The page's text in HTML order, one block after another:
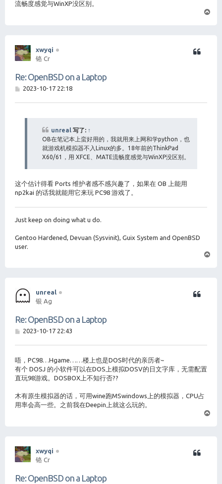
流畅度感觉与WinXP没区别。
xwyqi
铬 Cr
Re: OpenBSD on a Laptop
帖
2023-10-17 22:18
unreal 写了: ↑
OB在笔记本上蛮好用的，我就用来上网和学python，也
就游戏机模拟器不入Linux的多。18年前的ThinkPad
X60/61，用 XFCE、MATE流畅度感觉与WinXP没区别。
这个估计得看 Ports 维护者感不感兴趣了，如果在 OB 上能用
np2kai 的话我就能用它来玩 PC98 游戏了。
Just keep on doing what u do.
Gentoo Hardened, Devuan (Sysvinit), Guix System and OpenBSD
user.
unreal
银 Ag
Re: OpenBSD on a Laptop
帖
2023-10-17 22:43
唔，PC98…Hgame……楼上也是DOS时代的亲历者~
有个 DOSJ 的小软件可以在DOS上模拟DOSV的日文字库，无需配置
直玩98游戏。DOSBOX上不知行否??
木有原生模拟器的话，可用wine跑MSwindows上的模拟器，CPU占
用率会高一些。之前我在Deepin上就这么玩的。
xwyqi
铬 Cr
Re: OpenBSD on a Laptop